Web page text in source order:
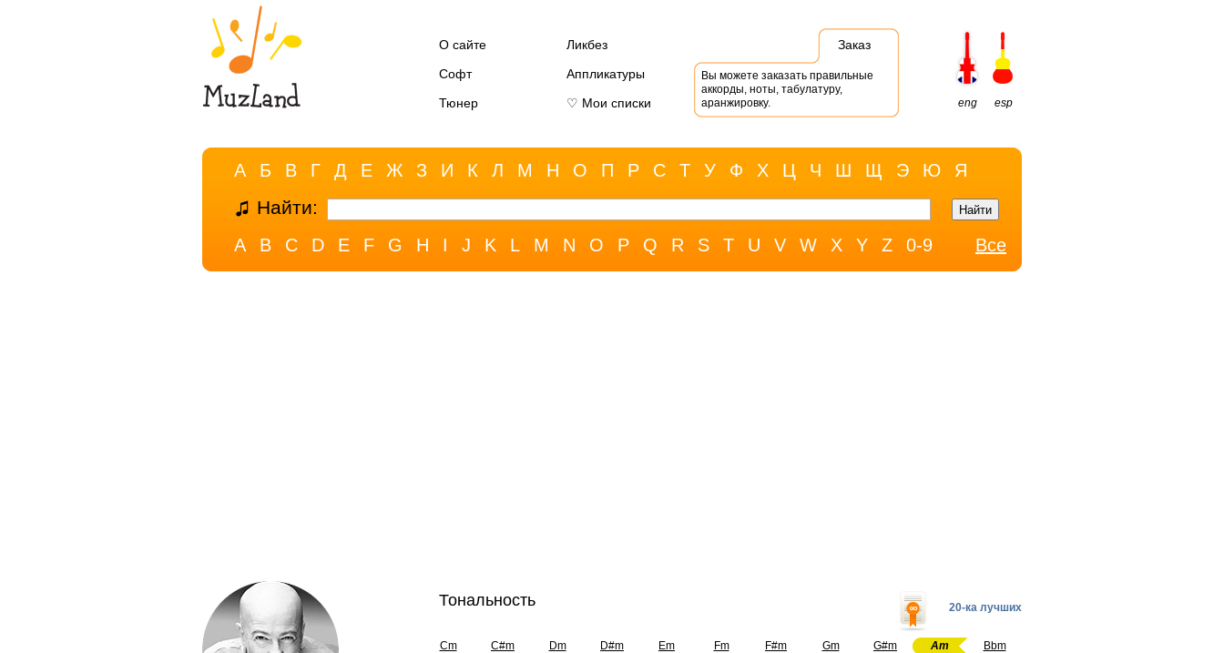
О сайте
Ликбез
Софт
Аппликатуры
Тюнер
♡ Мои списки
Заказ
Вы можете заказать правильные
аккорды, ноты, табулатуру,
аранжировку.
eng esp
А Б В Г Д Е Ж З И К Л М Н О П Р С Т У Ф Х Ц Ч Ш Щ Э Ю Я
Найти:
A B C D E F G H I J K L M N O P Q R S T U V W X Y Z 0-9 Все
Тональность 20-ка лучших
Cm C#m Dm D#m Em Fm F#m Gm G#m Am
Bbm